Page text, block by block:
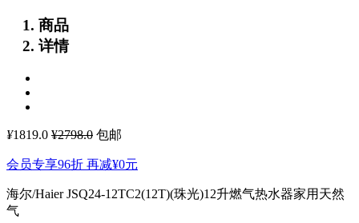
商品
详情
¥1819.0 ¥2798.0 包邮
会员专享96折 再减¥0元
海尔/Haier JSQ24-12TC2(12T)(珠光)12升燃气热水器家用天然
气